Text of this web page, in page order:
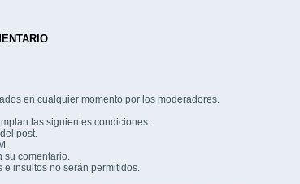
en cualquier momento por los moderadores.
las siguientes condiciones:
post.
su comentario.
e insultos no serán permitidos.